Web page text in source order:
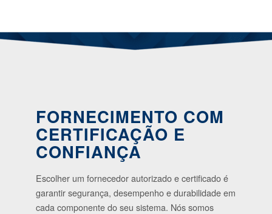
FORNECIMENTO COM
CERTIFICAÇÃO E
CONFIANÇA
Escolher um fornecedor autorizado e certificado é
garantir segurança, desempenho e durabilidade em
cada componente do seu sistema. Nós somos